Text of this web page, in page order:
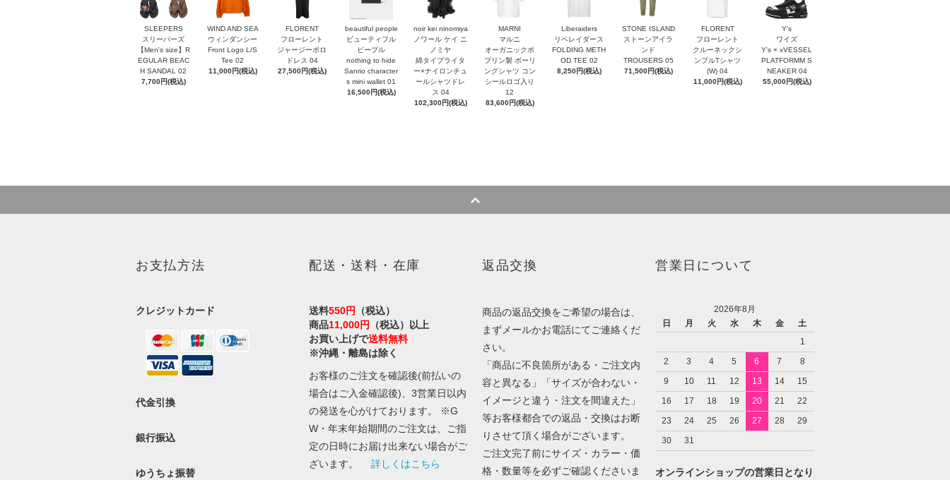
SLEEPERS
スリーパーズ
【Men's size】R
EGULAR BEAC
H SANDAL 02
7,700円(税込)
WIND AND SEA
ウィンダンシー
Front Logo L/S
Tee 02
11,000円(税込)
FLORENT
フローレント
ジャージーポロ
ドレス 04
27,500円(税込)
beautiful people
ビューティフル
ピープル
nothing to hide
Sanrio character
s mini wallet⁠ 01
16,500円(税込)
noir kei ninomiya
ノワール ケイ ニ
ノミヤ
綿タイプライタ
ー×ナイロンチュ
ールシャツドレ
ス 04
102,300円(税込)
MARNI
マルニ
オーガニックポ
プリン製 ボーリ
ングシャツ コン
シールロゴ入り
12
83,600円(税込)
Liberaiders
リベレイダース
FOLDING METH
OD TEE 02
8,250円(税込)
STONE ISLAND
ストーンアイラ
ンド
TROUSERS 05
71,500円(税込)
FLORENT
フローレント
クルーネックシ
ンプルTシャツ
(W) 04
11,000円(税込)
Y’s
ワイズ
Y’s × xVESSEL
PLATFORMM S
NEAKER 04
55,000円(税込)
お支払方法
クレジットカード
代金引換
銀行振込
ゆうちょ振替
配送・送料・在庫
送料550円
（税込）
商品11,000円
（税込）以上
お買い上げで送料無料
※沖縄・離島は除く
お客様のご注文を確認後(前払いの
場合はご入金確認後)、3営業日以内
の発送を心がけております。 ※G
W・年末年始期間のご注文は、ご指
定の日時にお届け出来ない場合がご
ざいます。 詳しくはこちら
返品交換
商品の返品交換をご希望の場合は、
まずメールかお電話にてご連絡くだ
さい。
「商品に不良箇所がある・ご注文内
容と異なる」「サイズが合わない・
イメージと違う・注文を間違えた」
等お客様都合での返品・交換はお断
りさせて頂く場合がございます。
ご注文完了前にサイズ・カラー・価
格・数量等を必ずご確認くださいま
営業日について
2026年8月
日
月 火 水 木 金
土
1
2
3 4 5 6 7
8
9
10 11 12 13 14
15
16
17 18 19 20 21
22
23
24 25 26 27 28
29
30
31
オンラインショップの営業日となり